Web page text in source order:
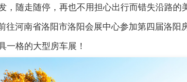
，随走随停，再也不用担心出行而错失沿路的
往河南省洛阳市洛阳会展中心参加第四届洛阳
一格的大型房车展！